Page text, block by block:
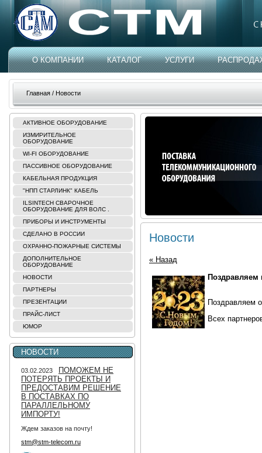
О КОМПАНИИ КАТАЛОГ УСЛУГИ
Главная / Новости
АКТИВНОЕ ОБОРУДОВАНИЕ
ИЗМИРИТЕЛЬНОЕ
ОБОРУДОВАНИЕ
WI-FI ОБОРУДОВАНИЕ
ПАССИВНОЕ ОБОРУДОВАНИЕ
КАБЕЛЬНАЯ ПРОДУКЦИЯ
"НПП СТАРЛИНК" КАБЕЛЬ
ILSINTECH СВАРОЧНОЕ
ОБОРУДОВАНИЕ ДЛЯ ВОЛС .
ПРИБОРЫ И ИНСТРУМЕНТЫ
СДЕЛАНО В РОССИИ
ОХРАННО-ПОЖАРНЫЕ СИСТЕМЫ
ДОПОЛНИТЕЛЬНОЕ
ОБОРУДОВАНИЕ
НОВОСТИ
ПАРТНЕРЫ
ПРЕЗЕНТАЦИИ
ПРАЙС-ЛИСТ
ЮМОР
НОВОСТИ
03.02.2023
ПОМОЖЕМ НЕ
ПОТЕРЯТЬ ПРОЕКТЫ И
ПРЕДОСТАВИМ РЕШЕНИЕ
В ПОСТАВКАХ ПО
ПАРАЛЛЕЛЬНОМУ
ИМПОРТУ!
Ждем заказов на почту!
stm@stm-telecom.ru
Новости
« Назад
Поздравляем
Поздравляем
Всех